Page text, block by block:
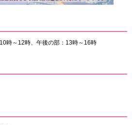
時～12時、午後の部：13時～16時